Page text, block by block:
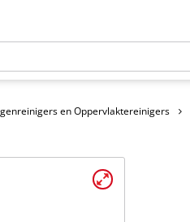
en Oppervlaktereinigers